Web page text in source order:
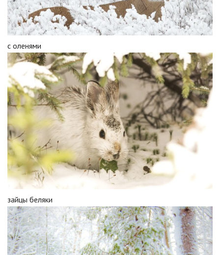
с оленями
зайцы беляки